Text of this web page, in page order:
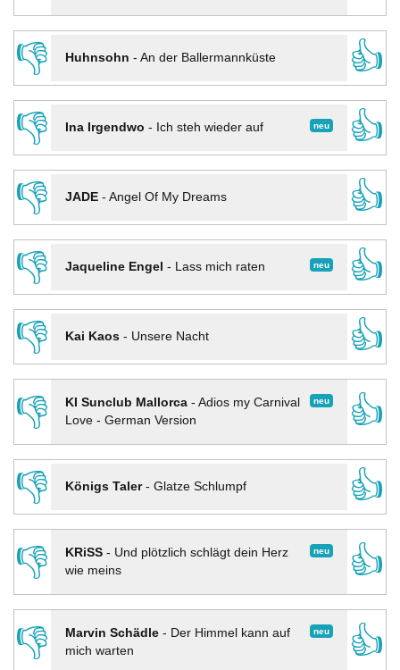
👎
Huhnsohn - An der Ballermannküste
👍
👎
neu
Ina Irgendwo - Ich steh wieder auf
👍
👎
JADE- Angel Of My Dreams
👍
👎
neu
Jaqueline Engel - Lass mich raten
👍
👎
Kai Kaos- Unsere Nacht
👍
👎
neu
KI Sunclub Mallorca- Adios my Carnival
Love - German Version
👍
👎
Königs Taler- Glatze Schlumpf
👍
👎
neu
KRiSS- Und plötzlich schlägt dein Herz
wie meins
👍
👎 neu
Marvin Schädle- Der Himmel kann auf
mich warten
👍